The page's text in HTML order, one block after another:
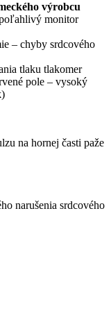
výrobcu
monitor
– chyby srdcového
tlaku tlakomer
pole – vysoký
na hornej časti paže
narušenia srdcového